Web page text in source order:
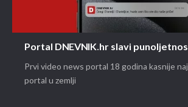
Portal DNEVNIK.hr slavi
Prvi video news portal 18 godina kasnije
portal u zemlji